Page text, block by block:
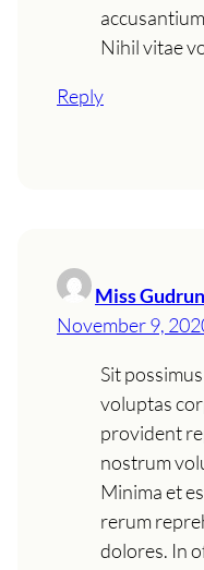
Nihil vitae
Reply
Miss
November 9,
Sit
voluptas
provident
nostrum
Minima et
rerum
dolores. In